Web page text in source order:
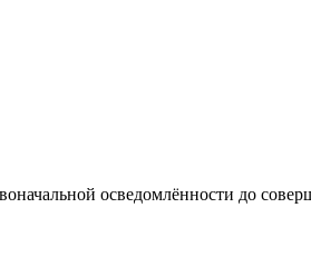
осведомлённости до